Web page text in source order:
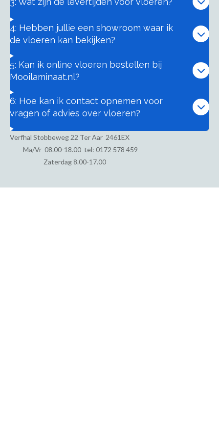
4: Hebben jullie een showroom waar ik
de vloeren kan bekijken?
5: Kan ik online vloeren bestellen bij
Mooilaminaat.nl?
6: Hoe kan ik contact opnemen voor
vragen of advies over vloeren?
Verfhal Stobbeweg 22 Ter Aar 2461EX
Ma/Vr 08.00-18.00 tel: 0172 578 459
Zaterdag 8.00-17.00